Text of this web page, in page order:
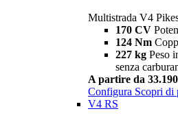
Multistrada V4
170 CV
124 Nm
227 kg Peso
senza
A partire da
Configura Scopri di
V4 RS